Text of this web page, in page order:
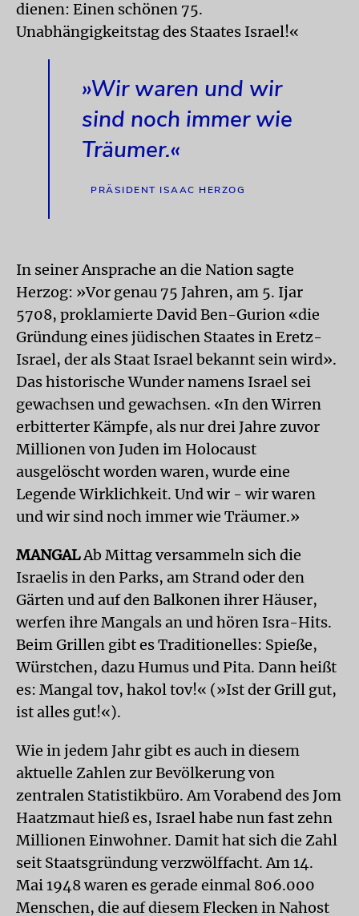
dienen: Einen schönen 75.
Unabhängigkeitstag des Staates Israel!«
»Wir waren und wir
sind noch immer wie
Träumer.«
PRÄSIDENT ISAAC HERZOG
In seiner Ansprache an die Nation sagte
Herzog: »Vor genau 75 Jahren, am 5. Ijar
5708, proklamierte David Ben-Gurion «die
Gründung eines jüdischen Staates in Eretz-
Israel, der als Staat Israel bekannt sein wird».
Das historische Wunder namens Israel sei
gewachsen und gewachsen. «In den Wirren
erbitterter Kämpfe, als nur drei Jahre zuvor
Millionen von Juden im Holocaust
ausgelöscht worden waren, wurde eine
Legende Wirklichkeit. Und wir - wir waren
und wir sind noch immer wie Träumer.»
MANGALAb Mittag versammeln sich die
Israelis in den Parks, am Strand oder den
Gärten und auf den Balkonen ihrer Häuser,
werfen ihre Mangals an und hören Isra-Hits.
Beim Grillen gibt es Traditionelles: Spieße,
Würstchen, dazu Humus und Pita. Dann heißt
es: Mangal tov, hakol tov!« (»Ist der Grill gut,
ist alles gut!«).
Wie in jedem Jahr gibt es auch in diesem
aktuelle Zahlen zur Bevölkerung von
zentralen Statistikbüro. Am Vorabend des Jom
Haatzmaut hieß es, Israel habe nun fast zehn
Millionen Einwohner. Damit hat sich die Zahl
seit Staatsgründung verzwölffacht. Am 14.
Mai 1948 waren es gerade einmal 806.000
Menschen, die auf diesem Flecken in Nahost